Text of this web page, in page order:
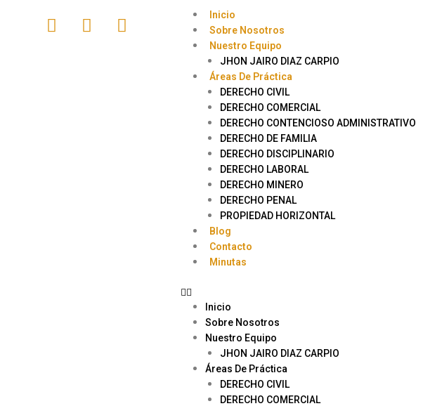
Inicio
Sobre Nosotros
Nuestro Equipo
JHON JAIRO DIAZ CARPIO
Áreas De Práctica
DERECHO CIVIL
DERECHO COMERCIAL
DERECHO CONTENCIOSO ADMINISTRATIVO
DERECHO DE FAMILIA
DERECHO DISCIPLINARIO
DERECHO LABORAL
DERECHO MINERO
DERECHO PENAL
PROPIEDAD HORIZONTAL
Blog
Contacto
Minutas
Inicio
Sobre Nosotros
Nuestro Equipo
JHON JAIRO DIAZ CARPIO
Áreas De Práctica
DERECHO CIVIL
DERECHO COMERCIAL